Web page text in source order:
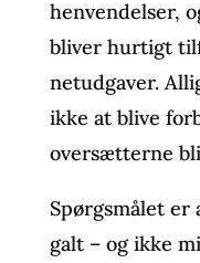
henvendelser,
bliver hurtigt
netudgaver.
ikke at blive
oversætterne
Spørgsmålet er
galt – og ikke